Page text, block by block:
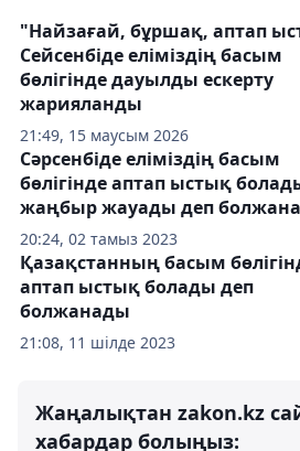
21:49, 15 маусым 2026
"Найзағай, бұршақ, аптап
Сейсенбіде еліміздің басым
бөлігінде дауылды ескерту
жарияланды
20:24, 02 тамыз 2023
Сәрсенбіде еліміздің басым
бөлігінде аптап ыстық
жаңбыр жауады деп
21:08, 11 шілде 2023
Қазақстанның басым
аптап ыстық болады деп
болжанады
Жаңалықтан zakon.kz
хабардар болыңыз: